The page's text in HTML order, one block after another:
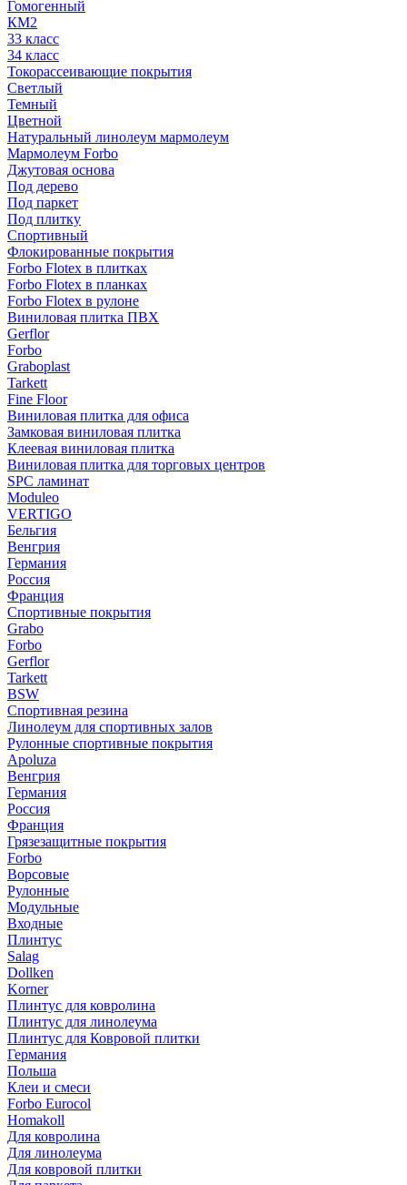
Гомогенный
КМ2
33 класс
34 класс
Токорассеивающие покрытия
Светлый
Темный
Цветной
Натуральный линолеум мармолеум
Мармолеум Forbo
Джутовая основа
Под дерево
Под паркет
Под плитку
Спортивный
Флокированные покрытия
Forbo Flotex в плитках
Forbo Flotex в планках
Forbo Flotex в рулоне
Виниловая плитка ПВХ
Gerflor
Forbo
Graboplast
Tarkett
Fine Floor
Виниловая плитка для офиса
Замковая виниловая плитка
Клеевая виниловая плитка
Виниловая плитка для торговых центров
SPC ламинат
Moduleo
VERTIGO
Бельгия
Венгрия
Германия
Россия
Франция
Спортивные покрытия
Grabo
Forbo
Gerflor
Tarkett
BSW
Спортивная резина
Линолеум для спортивных залов
Рулонные спортивные покрытия
Apoluza
Венгрия
Германия
Россия
Франция
Грязезащитные покрытия
Forbo
Ворсовые
Рулонные
Модульные
Входные
Плинтус
Salag
Dollken
Korner
Плинтус для ковролина
Плинтус для линолеума
Плинтус для Ковровой плитки
Германия
Польша
Клеи и смеси
Forbo Eurocol
Homakoll
Для ковролина
Для линолеума
Для ковровой плитки